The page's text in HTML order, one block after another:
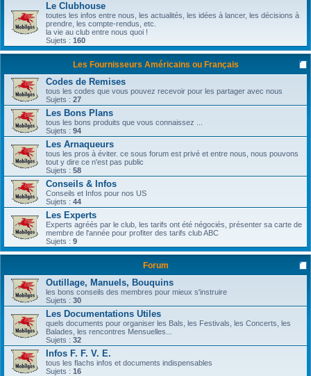
Le Clubhouse
toutes les infos entre nous, les actualités, les idées à lancer, les décisions à
prendre, les compte-rendus, etc.
la vie au club entre nous quoi !
Sujets : 160
Les Fournisseurs Américains ou Français
Codes de Remises
tous les codes que vous pouvez recevoir pour les partager avec nous
Sujets : 27
Les Bons Plans
tous les bons produits que vous connaissez ...
Sujets : 94
Les Arnaqueurs
tous les pros à éviter. ce sous forum est privé et entre nous, nous pouvons
tout y dire ce n'est pas public
Sujets : 58
Conseils & Infos
Conseils et Infos pour nos US
Sujets : 44
Les Experts
Experts agréés par le club, les tarifs ont été négociés, présenter sa carte de
membre de l'année pour profiter des tarifs club ABC
Sujets : 9
Forum
Outillage, Manuels, Bouquins
les bons conseils des membres pour mieux s'instruire
Sujets : 30
Les Documentations Utiles
quels documents pour organiser les Bals, les Festivals, les Concerts, les
Balades, les rencontres Mensuelles...
Sujets : 32
Infos F. F. V. E.
tous les flachs infos et documents indispensables
Sujets : 16